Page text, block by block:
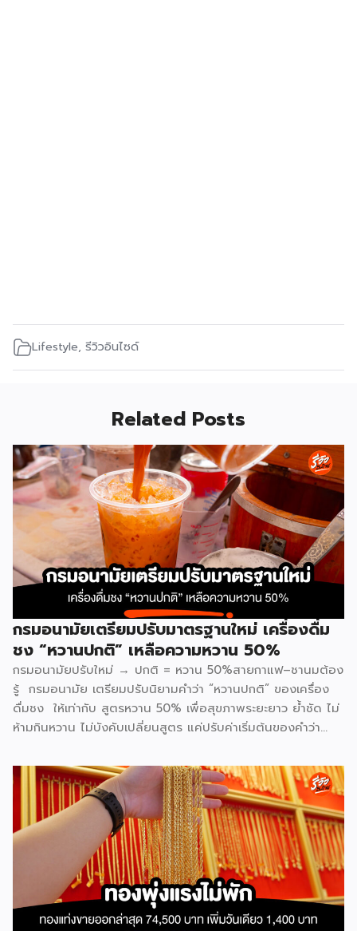
Lifestyle, รีวิวอินไซด์
Related Posts
กรมอนามัยเตรียมปรับมาตรฐานใหม่ เครื่องดื่ม
ชง “หวานปกติ” เหลือความหวาน 50%
กรมอนามัยปรับใหม่ → ปกติ = หวาน 50%สายกาแฟ–ชานมต้อง
รู้ กรมอนามัย เตรียมปรับนิยามคำว่า “หวานปกติ” ของเครื่อง
ดื่มชง ให้เท่ากับ สูตรหวาน 50% เพื่อสุขภาพระยะยาว ย้ำชัด ไม่
ห้ามกินหวาน ไม่บังคับเปลี่ยนสูตร แค่ปรับค่าเริ่มต้นของคำว่า
การวัดเปอร์เซ็นต์ความหวานและความเท่ากันของแต่ละร้าน จะมี
การชี้แจงรายละเอียดเพิ่มเติมในการเปิดตัวอย่างเป็นทางการวันที่
11 กุมภาพันธ์นี้ แบรนด์ที่เข้าร่วม Inthanin / Cafe Amazon /
All Cafe / Bellinee’s / Black Canyon สามารถติดตาม
ข้อมูลแบบอินไซด์อื่น ๆได้ที่ Facebook : รีวิวอินไซด์ Website